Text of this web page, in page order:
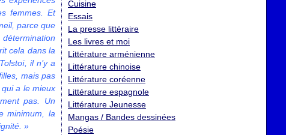
femmes. Et
parce que
cela dans la
il n’y a
mais pas
qui a le mieux
pas. Un
minimum, la
»
Cuisine
Essais
La presse littéraire
Les livres et moi
Littérature arménienne
Littérature chinoise
Littérature coréenne
Littérature espagnole
Littérature Jeunesse
Mangas / Bandes dessinées
Poésie